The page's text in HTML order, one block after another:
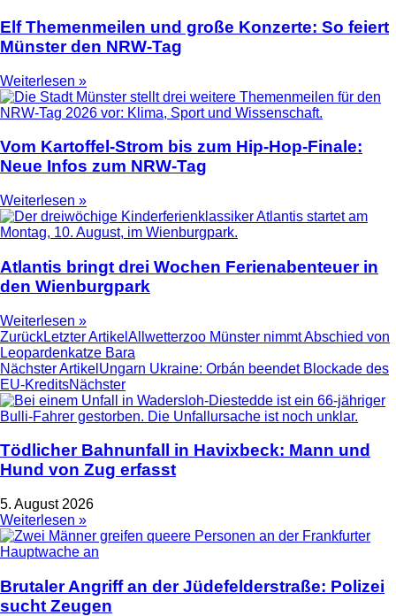
Elf Themenmeilen und große Konzerte: So feiert
Münster den NRW-Tag
Weiterlesen »
Vom Kartoffel-Strom bis zum Hip-Hop-Finale:
Neue Infos zum NRW-Tag
Weiterlesen »
Atlantis bringt drei Wochen Ferienabenteuer in
den Wienburgpark
Weiterlesen »
ZurückLetzter Artikel Allwetterzoo Münster nimmt Abschied von
Leopardenkatze Bara
Nächster Artikel Ungarn Ukraine: Orbán beendet Blockade des
EU-KreditsNächster
Tödlicher Bahnunfall in Havixbeck: Mann und
Hund von Zug erfasst
5. August 2026
Weiterlesen »
Brutaler Angriff an der Jüdefelderstraße: Polizei
sucht Zeugen